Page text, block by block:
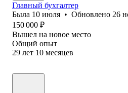
Главный бухгалтер
Была 10 июля • Обновлено 26
150 000 ₽
Вышел на новое место
Общий опыт
29 лет 10 месяцев